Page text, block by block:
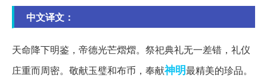
中文译文：
天命降下明鉴，帝德光芒熠熠。祭祀典礼无一差错，礼仪
庄重而周密。敬献玉璧和布币，奉献神明最精美的珍品。